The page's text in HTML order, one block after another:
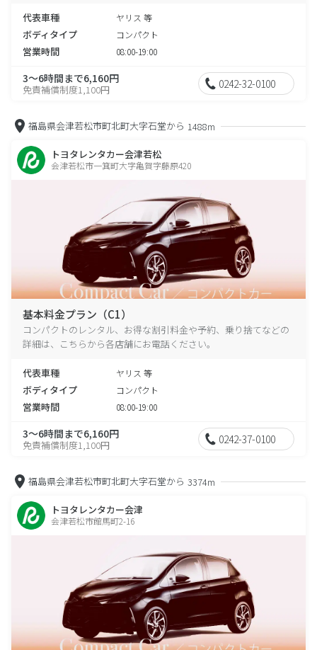
代表車種 ヤリス 等
ボディタイプ コンパクト
営業時間 08:00-19:00
3～6時間まで6,160円
免責補償制度1,100円 0242-32-0100
福島県会津若松市町北町大字石堂から 1488m
トヨタレンタカー会津若松
会津若松市一箕町大字亀賀字藤原420
基本料金プラン（C1）
コンパクトのレンタル、お得な割引料金や予約、乗り捨てなどの
詳細は、こちらから各店舗にお電話ください。
代表車種 ヤリス 等
ボディタイプ コンパクト
営業時間 08:00-19:00
3～6時間まで6,160円
免責補償制度1,100円 0242-37-0100
福島県会津若松市町北町大字石堂から 3374m
トヨタレンタカー会津
会津若松市館馬町2-16